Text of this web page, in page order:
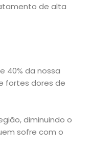
de alta
40% da nossa
fortes dores de
diminuindo o
sofre com o